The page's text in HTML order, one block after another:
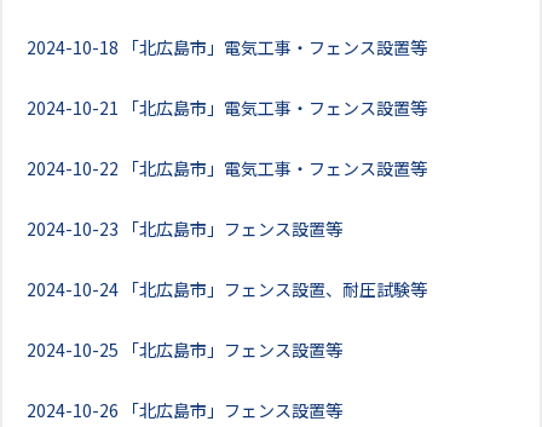
2024-10-18 「北広島市」電気工事・フェンス設置等
2024-10-21 「北広島市」電気工事・フェンス設置等
2024-10-22 「北広島市」電気工事・フェンス設置等
2024-10-23 「北広島市」フェンス設置等
2024-10-24 「北広島市」フェンス設置、耐圧試験等
2024-10-25 「北広島市」フェンス設置等
2024-10-26 「北広島市」フェンス設置等